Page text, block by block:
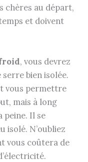
chères au départ,
et doivent
, vous devrez
bien isolée.
vous permettre
mais à long
peine. Il se
isolé. N’oubliez
vous coûtera de